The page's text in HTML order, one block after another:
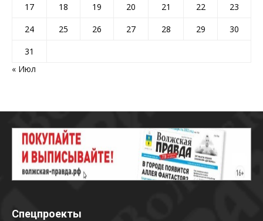
17
18 19 20 21 22
23
24
25 26 27 28 29
30
31
« Июл
Спецпроекты